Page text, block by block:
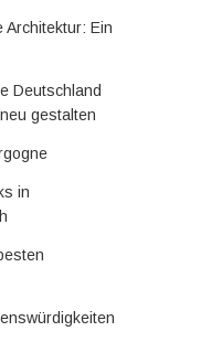
Ein
Deutschland
gestalten
in